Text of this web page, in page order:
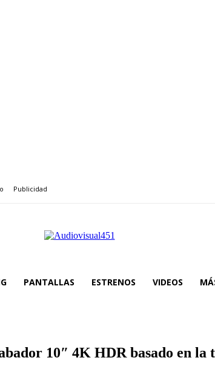
Publicidad
PANTALLAS ESTRENOS VIDEOS
10″ 4K HDR basado en la